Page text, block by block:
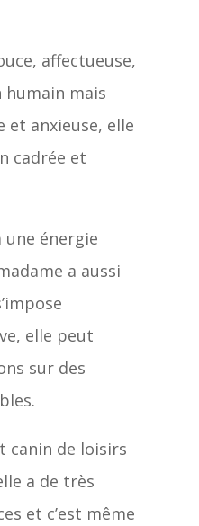
affectueuse,
humain mais
et anxieuse, elle
cadrée et
une énergie
a aussi
elle peut
sur des
canin de loisirs
a de très
et c’est même